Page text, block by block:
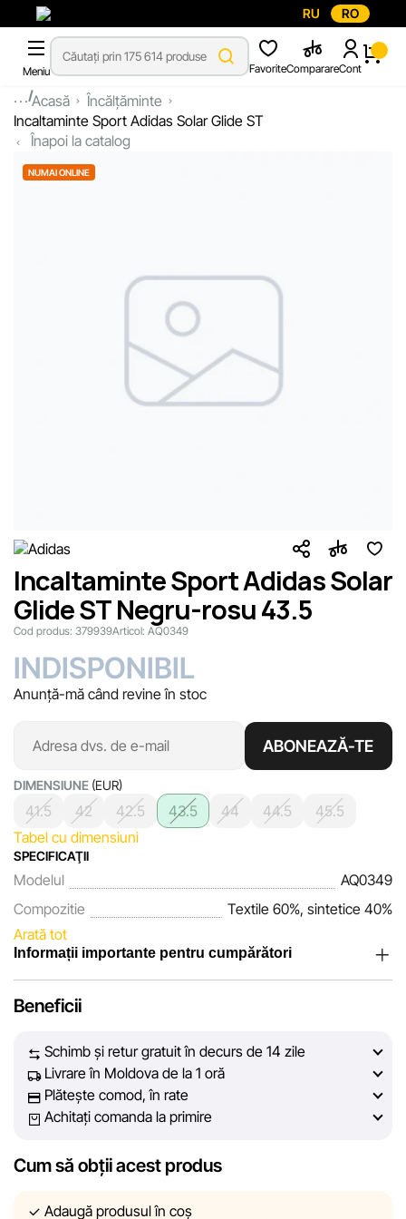
RU RO
Meniu FavoriteComparareCont
...Acasă
Încălțăminte
Incaltaminte Sport Adidas Solar Glide ST
Înapoi la catalog
NUMAI ONLINE
Incaltaminte Sport Adidas Solar
Glide ST Negru-rosu 43.5
Cod produs: 379939Articol: AQ0349
INDISPONIBIL
Anunță-mă când revine în stoc
ABONEAZĂ-TE
DIMENSIUNE (EUR)
41.5 42 42.5 43.5 44 44.5
45.5
Tabel cu dimensiuni
SPECIFICAŢII
Modelul
AQ0349
Compozitie
Textile 60%, sintetice 40%
Arată tot
Informații importante pentru cumpărători
încrederea clienților noștri. În fiecare zi depunem eforturi
prezentate pe site să fie cât mai complete, obiective și
actuale. Scopul nostru este să vă oferim informații corecte și
veridice, pentru ca dvs. să puteți lua cea mai bună decizie
de cumpărare.
Cu toate acestea, în ciuda controlului constant, Sportlandia
afișate pe site, din cauza unor posibile erori tehnice sau
Beneficii
Schimb și retur gratuit în decurs de 14 zile
Livrare în Moldova de la 1 oră
Plătește comod, în rate
Achitați comanda la primire
Cum să obții acest produs
Adaugă produsul în coș